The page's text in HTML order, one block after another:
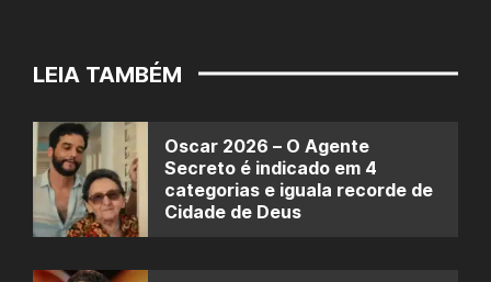
LEIA TAMBÉM
Oscar 2026 – O Agente
Secreto é indicado em 4
categorias e iguala recorde de
Cidade de Deus